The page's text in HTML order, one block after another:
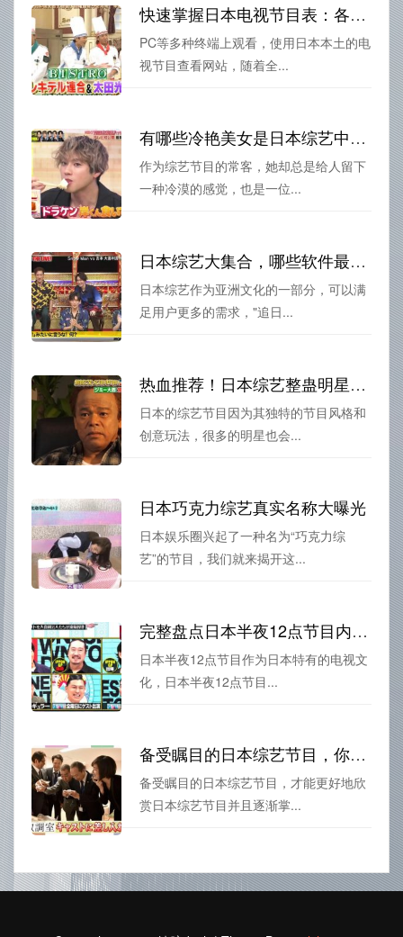
快速掌握日本电视节目表：各平台的观看技巧介绍
PC等多种终端上观看，使用日本本土的电
视节目查看网站，随着全...
有哪些冷艳美女是日本综艺中的冷漠姐？一一解析明星群体
作为综艺节目的常客，她却总是给人留下
一种冷漠的感觉，也是一位...
日本综艺大集合，哪些软件最受欢迎？
日本综艺作为亚洲文化的一部分，可以满
足用户更多的需求，"追日...
热血推荐！日本综艺整蛊明星视频Top10必看
日本的综艺节目因为其独特的节目风格和
创意玩法，很多的明星也会...
日本巧克力综艺真实名称大曝光
日本娱乐圈兴起了一种名为“巧克力综
艺”的节目，我们就来揭开这...
完整盘点日本半夜12点节目内容，种类丰富多样
日本半夜12点节目作为日本特有的电视文
化，日本半夜12点节目...
备受瞩目的日本综艺节目，你知道怎么看吗？
备受瞩目的日本综艺节目，才能更好地欣
赏日本综艺节目并且逐渐掌...